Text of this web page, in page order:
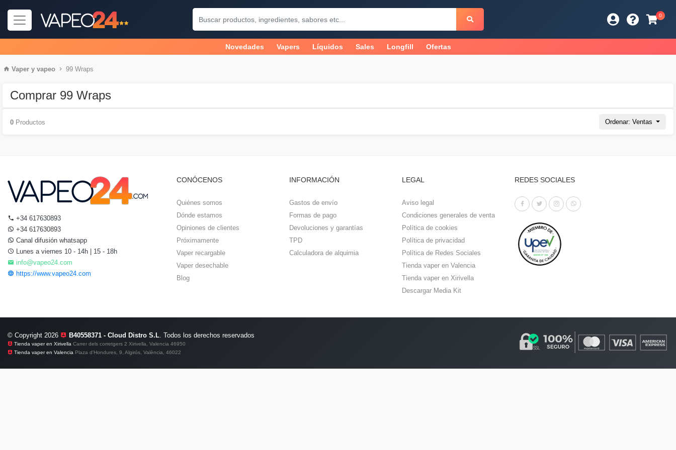
0
Novedades Vapers Líquidos Sales Longfill Ofertas
Vaper y vapeo 99 Wraps
Comprar 99 Wraps
Ordenar: Ventas
0 Productos
+34 617630893
+34 617630893
Canal difusión whatsapp
Lunes a viernes 10 - 14h | 15 - 18h
info@vapeo24.com
https://www.vapeo24.com
CONÓCENOS
Quiénes somos
Dónde estamos
Opiniones de clientes
Próximamente
Vaper recargable
Vaper desechable
Blog
INFORMACIÓN
Gastos de envío
Formas de pago
Devoluciones y garantías
TPD
Calculadora de alquimia
LEGAL
Aviso legal
Condiciones generales de venta
Política de cookies
Política de privacidad
Política de Redes Sociales
Tienda vaper en Valencia
Tienda vaper en Xirivella
Descargar Media Kit
REDES SOCIALES
© Copyright 2026 B40558371 - Cloud Distro S.L. Todos los derechos reservados
Tienda vaper en Xirivella Carrer dels corretgers 2 Xirivella, Valencia 46950
Tienda vaper en Valencia Plaza d'Hondures, 9, Algirós, València, 46022